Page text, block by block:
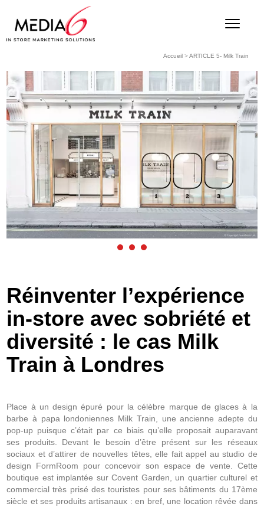
Accueil>ARTICLE 5- Milk Train
Réinventer l’expérience
in-store avec sobriété et
diversité : le cas Milk
Train à Londres
Place à un design épuré pour la célèbre marque de glaces à la
barbe à papa londoniennes Milk Train, une ancienne adepte du
pop-up puisque c’était par ce biais qu’elle proposait auparavant
ses produits. Devant le besoin d’être présent sur les réseaux
sociaux et d’attirer de nouvelles têtes, elle fait appel au studio de
design FormRoom pour concevoir son espace de vente. Cette
boutique est implantée sur Covent Garden, un quartier culturel et
commercial très prisé des touristes pour ses bâtiments du 17ème
siècle et ses produits artisanaux : en bref, une location rêvée dans